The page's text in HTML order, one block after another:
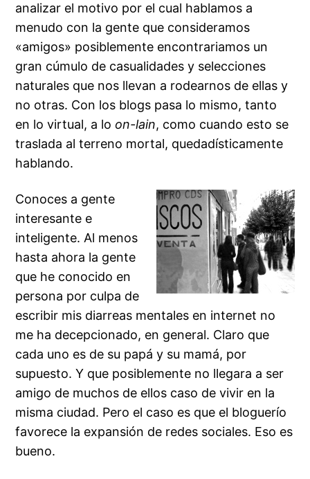
analizar el motivo por el cual hablamos a
menudo con la gente que consideramos
«amigos» posiblemente encontrariamos un
gran cúmulo de casualidades y selecciones
naturales que nos llevan a rodearnos de ellas y
no otras. Con los blogs pasa lo mismo, tanto
en lo virtual, a lo on-lain, como cuando esto se
traslada al terreno mortal, quedadísticamente
hablando.
Conoces a gente
interesante e
inteligente. Al menos
hasta ahora la gente
que he conocido en
persona por culpa de
escribir mis diarreas mentales en internet no
me ha decepcionado, en general. Claro que
cada uno es de su papá y su mamá, por
supuesto. Y que posiblemente no llegara a ser
amigo de muchos de ellos caso de vivir en la
misma ciudad. Pero el caso es que el bloguerío
favorece la expansión de redes sociales. Eso es
bueno.